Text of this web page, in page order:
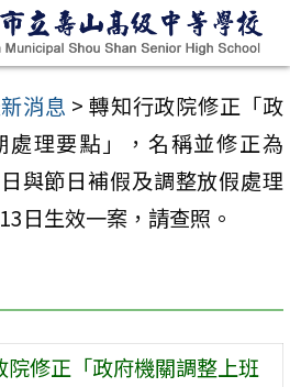
消息 > 轉知行政院修正「政
理要點」，名稱並修正為
與節日補假及調整放假處理
日生效一案，請查照。
院修正「政府機關調整上班